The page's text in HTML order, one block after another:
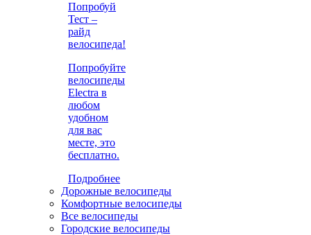
Попробуй
Тест –
райд
велосипеда!
Попробуйте
велосипеды
Electra в
любом
удобном
для вас
месте, это
бесплатно.
Подробнее
Дорожные велосипеды
Комфортные велосипеды
Все велосипеды
Городские велосипеды